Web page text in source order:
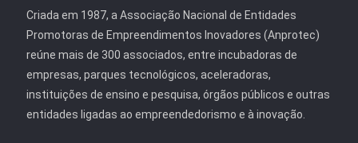
Criada em 1987, a Associação Nacional de Entidades
Promotoras de Empreendimentos Inovadores (Anprotec)
reúne mais de 300 associados, entre incubadoras de
empresas, parques tecnológicos, aceleradoras,
instituições de ensino e pesquisa, órgãos públicos e outras
entidades ligadas ao empreendedorismo e à inovação.